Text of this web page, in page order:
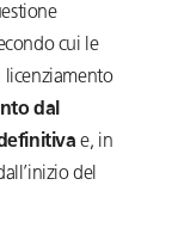
cui le
licenziamento
dal
e, in
del